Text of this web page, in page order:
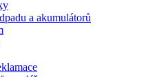
a akumulátorů